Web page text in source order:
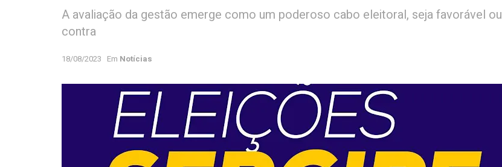
A avaliação da gestão emerge como um poderoso cabo eleitoral, seja favorável ou
contra
18/08/2023 Em Notícias